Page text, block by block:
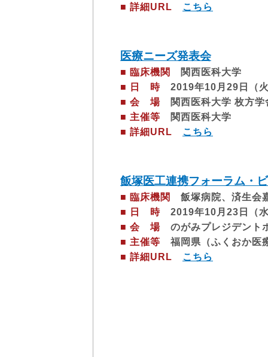
■ 詳細URL
こちら
医療ニーズ発表会
■ 臨床機関
関西医科大学
■ 日 時 2019年10月29日（
■ 会 場 関西医科大学 枚方学
■ 主催等 関西医科大学
■ 詳細URL
こちら
飯塚医工連携フォーラム・
■ 臨床機関
飯塚病院、済生会
■ 日 時 2019年10月23日（
■ 会 場 のがみプレジデン
■ 主催等 福岡県（ふくおか医
■ 詳細URL
こちら